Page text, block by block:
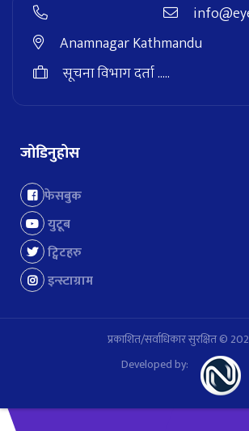
Anamnagar Kathmandu
सूचना विभाग दर्ता .....
जोडिनुहोस
फेसबुक
युटूब
ट्विटहरु
इन्स्टाग्राम
प्रकाशित/सर्वाधिकार सुरक्षित ©
Developed by: